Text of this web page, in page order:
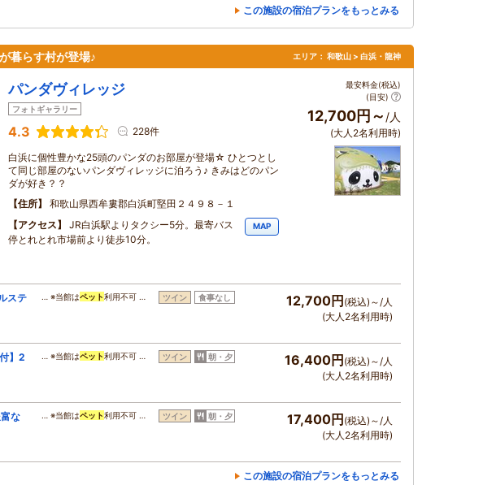
この施設の宿泊プランをもっとみる
暮らす村が登場♪ エリア： 和歌山 > 白浜・龍神
パンダヴィレッジ
フォトギャラリー
4.3 228件
白浜に個性豊かな25頭のパンダのお部屋が登場☆ ひとつとし
て同じ部屋のないパンダヴィレッジに泊ろう♪ きみはどのパン
ダが好き？？
住所
和歌山県西牟婁郡白浜町堅田２４９８－１
アクセス
JR白浜駅よりタクシー5分。最寄バス
停とれとれ市場前より徒歩10分。
MAP
最安料金(税込)
(目安)
12,700円～ /人
(大人2名利用時)
ステ
… ※当館はペット利用不可 … ツイン 食事なし 12,700円 (税込)～/人
(大人2名利用時)
】2
… ※当館はペット利用不可 … ツイン 朝・夕 16,400円 (税込)～/人
(大人2名利用時)
な
… ※当館はペット利用不可 … ツイン 朝・夕 17,400円 (税込)～/人
(大人2名利用時)
この施設の宿泊プランをもっとみる